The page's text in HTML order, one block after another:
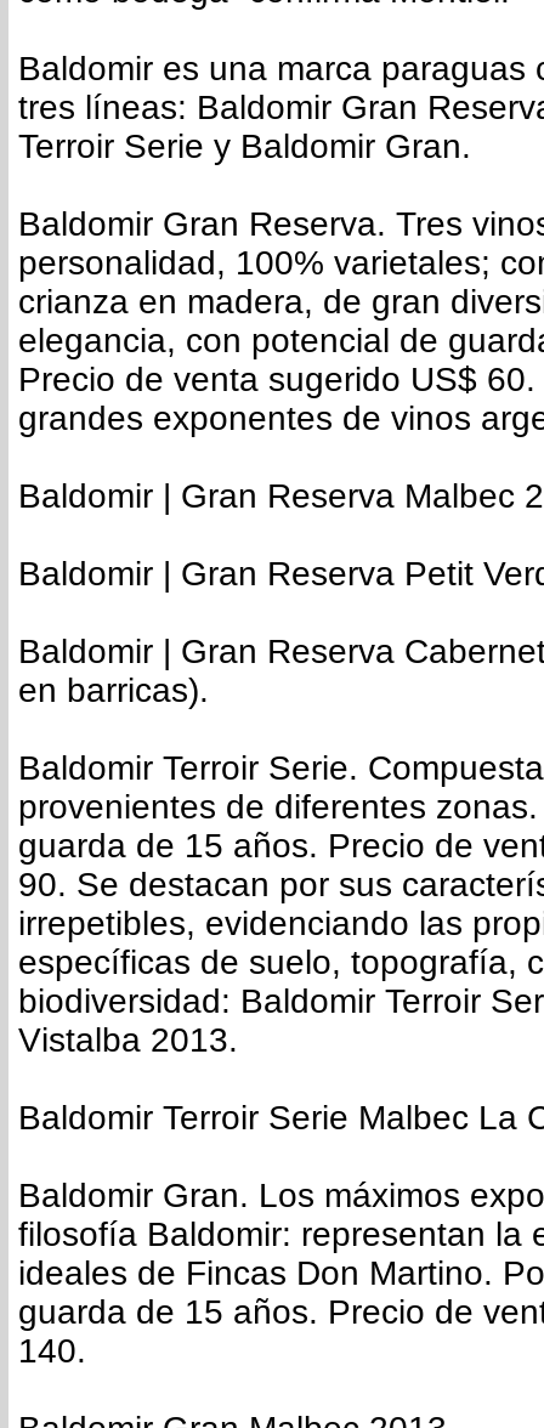
Baldomir es una marca paraguas
tres líneas: Baldomir Gran
Terroir Serie y Baldomir Gran.
Baldomir Gran Reserva. Tres
personalidad, 100% varietales;
crianza en madera, de gran
elegancia, con potencial de
Precio de venta sugerido US$
grandes exponentes de vinos
Baldomir | Gran Reserva Malbec
Baldomir | Gran Reserva Petit
Baldomir | Gran Reserva
en barricas).
Baldomir Terroir Serie.
provenientes de diferentes
guarda de 15 años. Precio de
90. Se destacan por sus
irrepetibles, evidenciando las
específicas de suelo, topografía,
biodiversidad: Baldomir Terroir
Vistalba 2013.
Baldomir Terroir Serie Malbec La
Baldomir Gran. Los máximos
filosofía Baldomir: representan la
ideales de Fincas Don Martino.
guarda de 15 años. Precio de
140.